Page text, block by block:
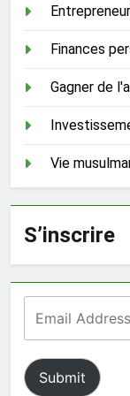
Finances
Gagner de
Vie
S’inscrire
Submit